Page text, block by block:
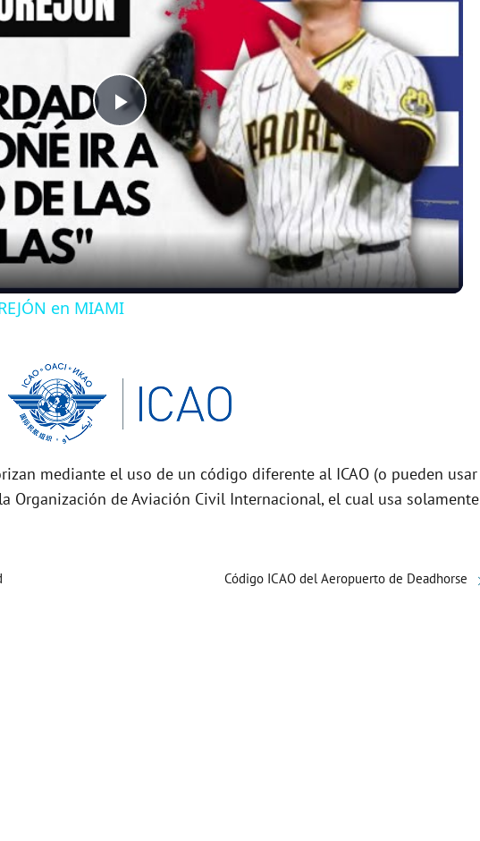
P
a
y
e
en MIAMI
mediante el uso de un código diferente al ICAO (o pueden usar
Organización de Aviación Civil Internacional, el cual usa solamente
Código ICAO del Aeropuerto de Deadhorse